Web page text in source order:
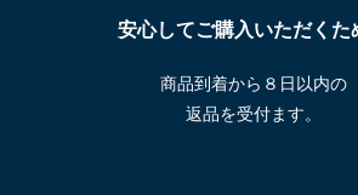
安心してご購入いただくた
商品到着から８日以内の
返品を受付ます。